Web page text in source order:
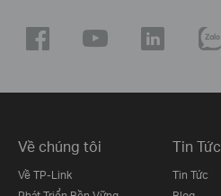
Về chúng tôi
Về TP-Link
Tin Tức
Tin Tức